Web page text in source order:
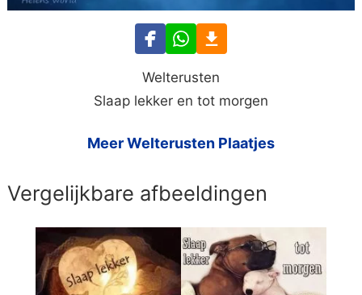
Welterusten
Slaap lekker en tot morgen
Meer Welterusten Plaatjes
Vergelijkbare afbeeldingen